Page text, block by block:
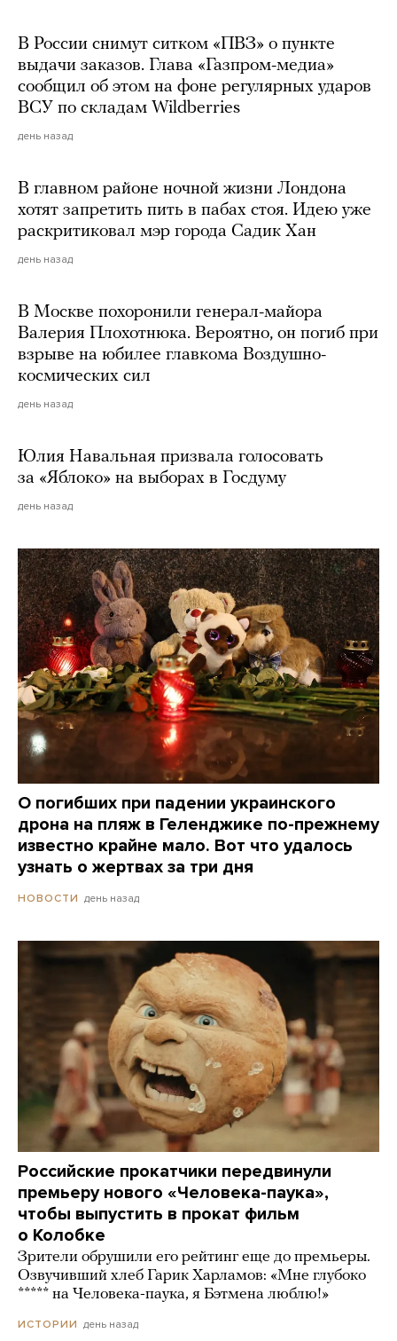
В России снимут ситком «ПВЗ» о пункте
выдачи заказов. Глава «Газпром-медиа»
сообщил об этом на фоне регулярных ударов
ВСУ по складам Wildberries
день назад
В главном районе ночной жизни Лондона
хотят запретить пить в пабах стоя. Идею уже
раскритиковал мэр города Садик Хан
день назад
В Москве похоронили генерал-майора
Валерия Плохотнюка. Вероятно, он погиб при
взрыве на юбилее главкома Воздушно-
космических сил
день назад
Юлия Навальная призвала голосовать
за «Яблоко» на выборах в Госдуму
день назад
О погибших при падении украинского
дрона на пляж в Геленджике по-прежнему
известно крайне мало. Вот что удалось
узнать о жертвах за три дня
НОВОСТИ день назад
Российские прокатчики передвинули
премьеру нового «Человека-паука»,
чтобы выпустить в прокат фильм
о Колобке
Зрители обрушили его рейтинг еще до премьеры.
Озвучивший хлеб Гарик Харламов: «Мне глубоко
***** на Человека-паука, я Бэтмена люблю!»
ИСТОРИИ день назад